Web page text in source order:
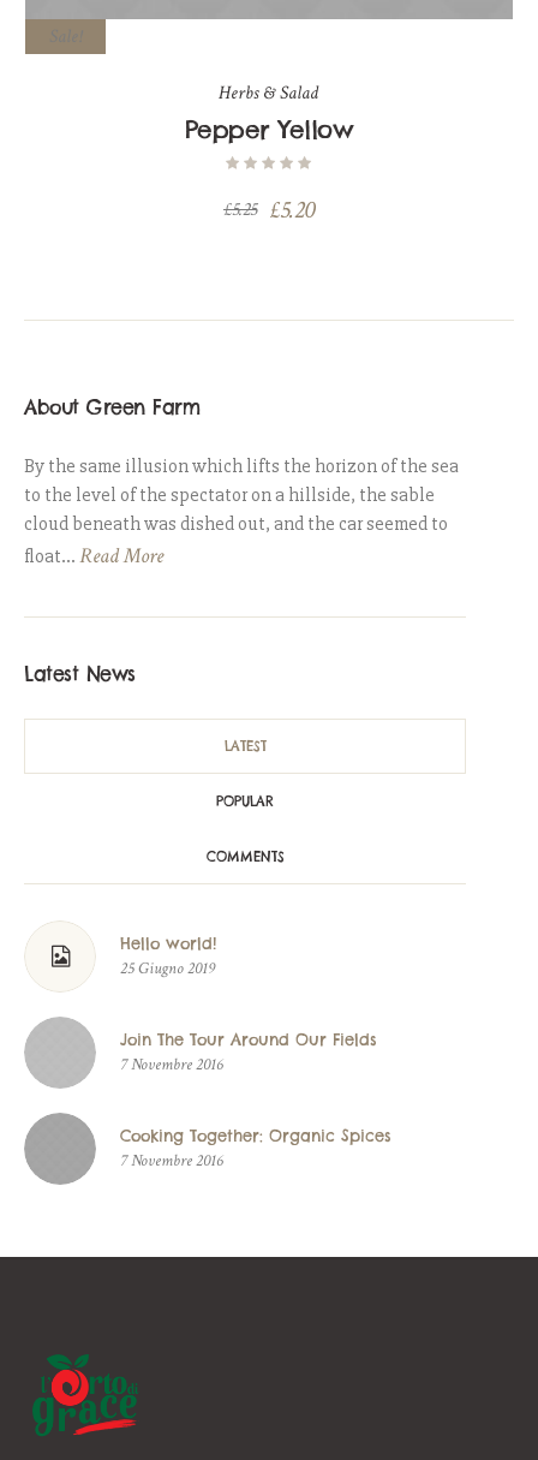
Sale!
Herbs & Salad
Pepper Yellow
£5.25 £5.20
About Green Farm
By the same illusion which lifts the horizon of the sea
to the level of the spectator on a hillside, the sable
cloud beneath was dished out, and the car seemed to
float... Read More
Latest News
LATEST
POPULAR
COMMENTS
Hello world!
25 Giugno 2019
Join The Tour Around Our Fields
7 Novembre 2016
Cooking Together: Organic Spices
7 Novembre 2016